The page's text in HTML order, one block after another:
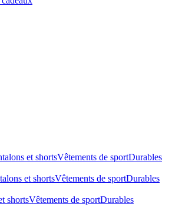
et shortsVêtements de sportDurables
et shortsVêtements de sportDurables
shortsVêtements de sportDurables